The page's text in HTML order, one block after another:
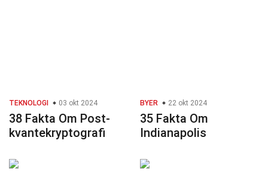
TEKNOLOGI 03 okt 2024
38 Fakta Om Post-
kvantekryptografi
BYER 22 okt 2024
35 Fakta Om
Indianapolis